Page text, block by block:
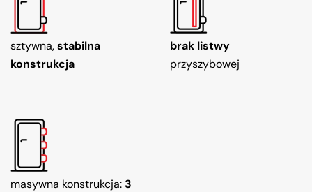
sztywna,stabilna
konstrukcja
brak listwy
przyszybowej
masywna konstrukcja:3